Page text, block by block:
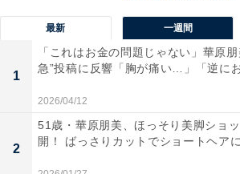
最新 一週間
1
「これはお金の問題じゃない」華原朋
急”投稿に反響「胸が痛い…」「逆に
2026/04/12
2
51歳・華原朋美、ほっそり美脚ショ
開！ ばっさりカットでショートヘア